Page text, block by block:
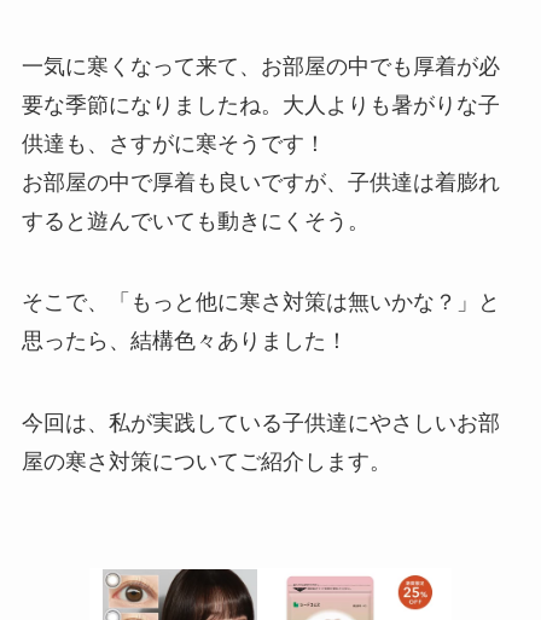
一気に寒くなって来て、お部屋の中でも厚着が必
要な季節になりましたね。大人よりも暑がりな子
供達も、さすがに寒そうです！
お部屋の中で厚着も良いですが、子供達は着膨れ
すると遊んでいても動きにくそう。
そこで、「もっと他に寒さ対策は無いかな？」と
思ったら、結構色々ありました！
今回は、私が実践している子供達にやさしいお部
屋の寒さ対策についてご紹介します。